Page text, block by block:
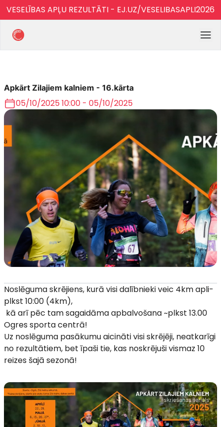
VESELĪBAS APĻU REZULTĀTI - EJ.UZ/VESELIBASAPLI2026
Apkārt Zilajiem kalniem - 16.kārta
05/10/2025 10:00 - 05/10/2025
Noslēguma skrējiens, kurā visi dalībnieki veic 4km apli-
plkst 10:00 (4km),
kā arī pēc tam sagaidāma apbalvošana ~plkst 13.00
Ogres sporta centrā!
Uz noslēguma pasākumu aicināti visi skrējēji, neatkarīgi
no rezultātiem, bet īpaši tie, kas noskrējuši vismaz 10
reizes šajā sezonā!